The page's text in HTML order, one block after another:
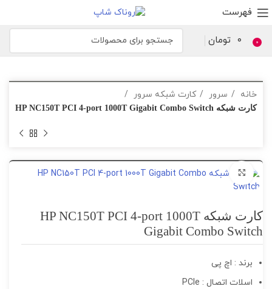
فهرست
0 ۰ تومان
خانه سرور کارت شبکه سرور
کارت شبکه HP NC150T PCI 4-port 1000T Gigabit Combo Switch
برای بزرگنمایی کلیک کنید
کارت شبکه HP NC150T PCI 4-port 1000T
Gigabit Combo Switch
برند : اچ پی
اسلات اتصال : PCIe